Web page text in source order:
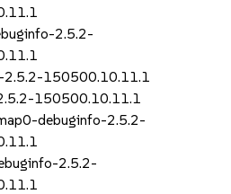
2.5.2-
2.5.2-150500.10.11.1
150500.10.11.1
debuginfo-2.5.2-
2.5.2-